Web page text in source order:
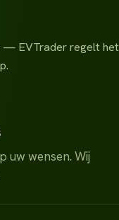
— EVTrader regelt het
uw wensen. Wij